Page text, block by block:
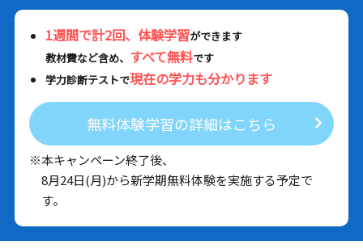
1週間で計2回、体験学習ができます
教材費など含め、 すべて無料です
学力診断テストで現在の学力も分かります
無料体験学習の詳細はこちら
※本キャンペーン終了後、
8月24日(月)から新学期無料体験を実施する予定で
す。